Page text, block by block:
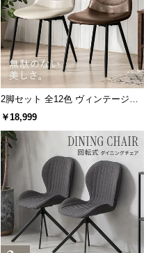
2脚セット 全12色 ヴィンテージ調
デザイナーズシェルチェア
￥18,999